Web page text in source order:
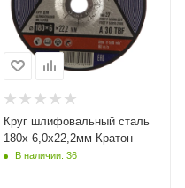
Круг шлифовальный сталь
180х 6,0х22,2мм Кратон
В наличии: 36